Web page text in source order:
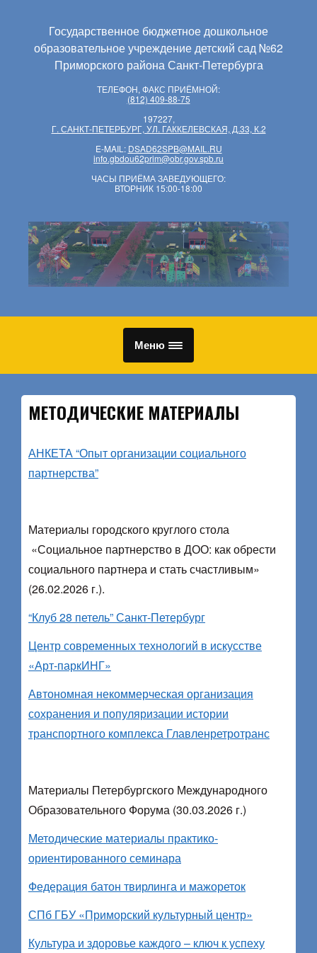
Государственное бюджетное дошкольное
образовательное учреждение детский сад №62
Приморского района Санкт-Петербурга
ТЕЛЕФОН, ФАКС ПРИЁМНОЙ:
(812) 409-88-75
197227,
Г. САНКТ-ПЕТЕРБУРГ, УЛ. ГАККЕЛЕВСКАЯ, Д.33, К.2
E-MAIL: DSAD62SPB@MAIL.RU
info.gbdou62prim@obr.gov.spb.ru
ЧАСЫ ПРИЁМА ЗАВЕДУЮЩЕГО:
ВТОРНИК 15:00-18:00
Меню
МЕТОДИЧЕСКИЕ МАТЕРИАЛЫ
АНКЕТА “Опыт организации социального
партнерства”
Материалы городского круглого стола
«Социальное партнерство в ДОО: как обрести
социального партнера и стать счастливым»
(26.02.2026 г.).
“Клуб 28 петель” Санкт-Петербург
Центр современных технологий в искусстве
«Арт-паркИНГ»
Автономная некоммерческая организация
сохранения и популяризации истории
транспортного комплекса Главленретротранс
Материалы Петербургского Международного
Образовательного Форума (30.03.2026 г.)
Методические материалы практико-
ориентированного семинара
Федерация батон твирлинга и мажореток
СПб ГБУ «Приморский культурный центр»
Культура и здоровье каждого – ключ к успеху